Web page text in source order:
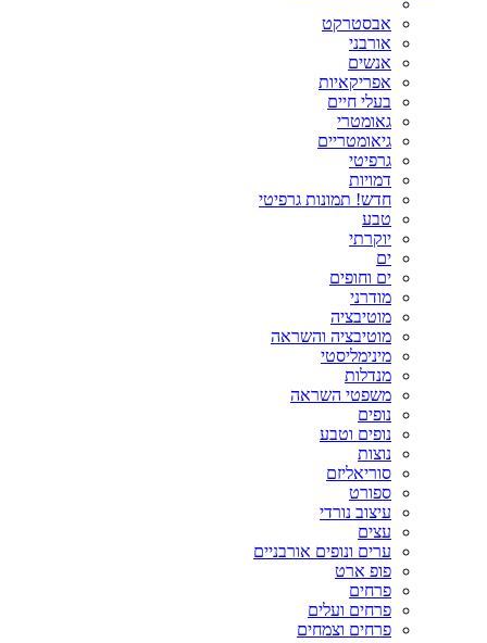
אבסטרקט
אורבני
אנשים
אפריקאיות
בעלי חיים
גאומטרי
גיאומטריים
גרפיטי
דמויות
חדש! תמונות גרפיטי
טבע
יוקרתי
ים
ים וחופים
מודרני
מוטיבציה
מוטיבציה והשראה
מינימליסטי
מנדלות
משפטי השראה
נופים
נופים וטבע
נוצות
סוריאליזם
ספורט
עיצוב נורדי
עצים
ערים ונופים אורבניים
פופ ארט
פרחים
פרחים ועלים
פרחים וצמחים